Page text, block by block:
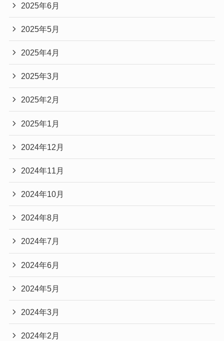
2025年6月
2025年5月
2025年4月
2025年3月
2025年2月
2025年1月
2024年12月
2024年11月
2024年10月
2024年8月
2024年7月
2024年6月
2024年5月
2024年3月
2024年2月